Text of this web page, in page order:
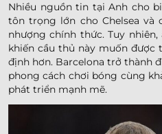
Nhiều nguồn tin tại Anh cho
tôn trọng lớn cho Chelsea và
nhượng chính thức. Tuy
khiến cầu thủ này muốn
định hơn. Barcelona trở thành
phong cách chơi bóng cùng
phát triển mạnh mẽ.